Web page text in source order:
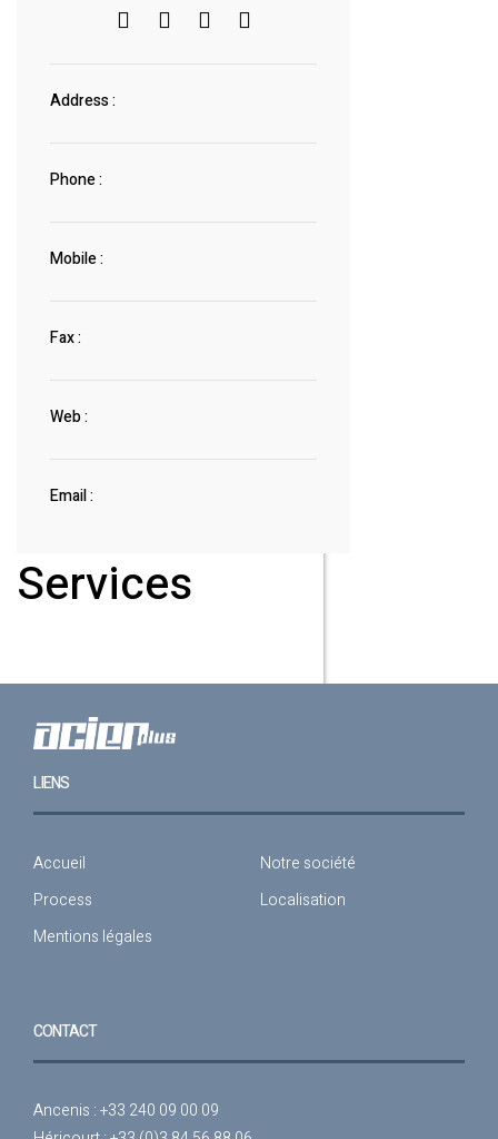
Address :
Phone :
Mobile :
Fax :
Web :
Email :
Services
LIENS
Accueil
Notre société
Process
Localisation
Mentions légales
CONTACT
Ancenis : +33 240 09 00 09